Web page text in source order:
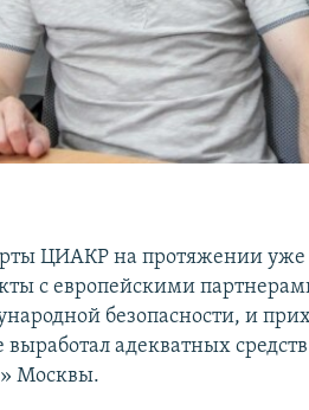
ЦИАКР на протяжении
с европейскими
безопасности, и
выработал адекватных
Москвы.